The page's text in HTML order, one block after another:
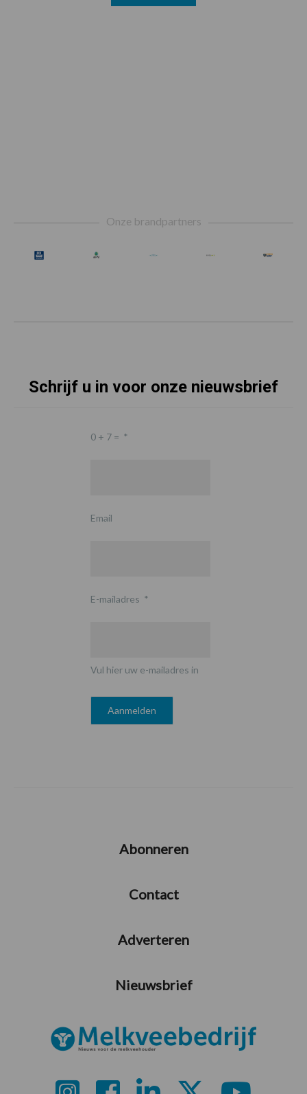
Onze brandpartners
Schrijf u in voor onze nieuwsbrief
0 + 7 = *
Email
E-mailadres *
Vul hier uw e-mailadres in
Abonneren
Contact
Adverteren
Nieuwsbrief